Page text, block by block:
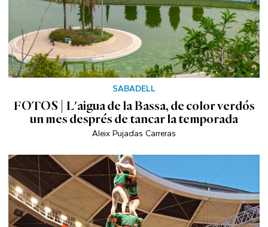
SABADELL
FOTOS | L'aigua de la Bassa, de color verdós
un mes després de tancar la temporada
Aleix Pujadas Carreras